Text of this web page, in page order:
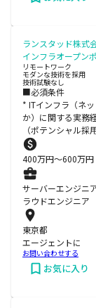
ランスタッド株式
インフラオープン
リモートワーク
モダンな技術を採用
技術試験なし
■必須条件
* ITインフラ（ネ
か）に関する実務
（ポテンシャル採用
400万円〜600万円
サーバーエンジニ
ラウドエンジニア
東京都
エージェントに
お問い合わせする
お気に入り